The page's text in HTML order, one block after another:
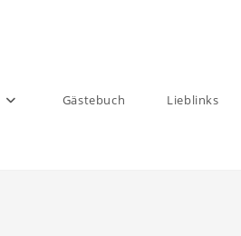
Gästebuch Lieblinks